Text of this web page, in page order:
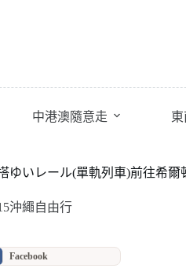
中港澳隨意走
ゆいレール(單軌列車)前往希爾
沖繩自由行
Facebook